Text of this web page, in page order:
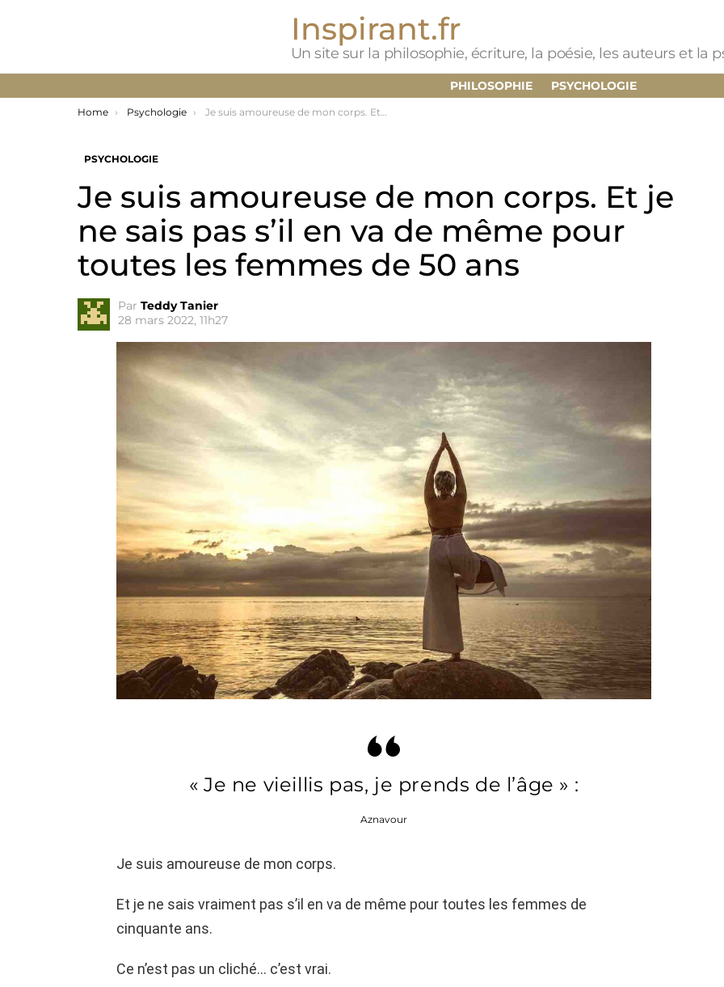
Inspirant.fr
Un site sur la philosophie, écriture, la poésie, les auteurs et la
PHILOSOPHIE PSYCHOLOGIE
You are here:
Home Psychologie Je suis amoureuse de mon corps. Et je ne sais pas s’il en va de même pour toutes les femmes de 50 ans
PSYCHOLOGIE
Je suis amoureuse de mon corps. Et je
ne sais pas s’il en va de même pour
toutes les femmes de 50 ans
Par Teddy Tanier
28 mars 2022, 11h27
« Je ne vieillis pas, je prends de l’âge » :
Aznavour
Je suis amoureuse de mon corps.
Et je ne sais vraiment pas s’il en va de même pour toutes les femmes de
cinquante ans.
Ce n’est pas un cliché… c’est vrai.